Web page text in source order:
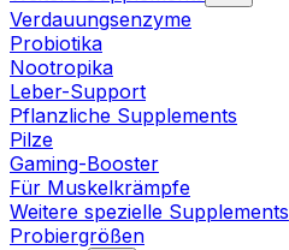
Verdauungsenzyme
Probiotika
Nootropika
Leber-Support
Pflanzliche Supplements
Pilze
Gaming-Booster
Für Muskelkrämpfe
Weitere spezielle Supplements
Probiergrößen